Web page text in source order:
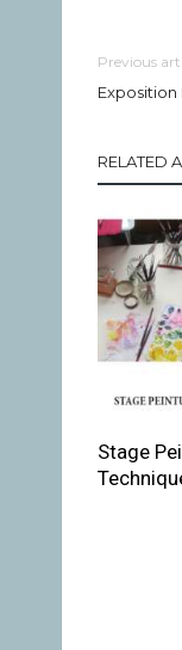
Previous
Exposition
RELATED
Stage